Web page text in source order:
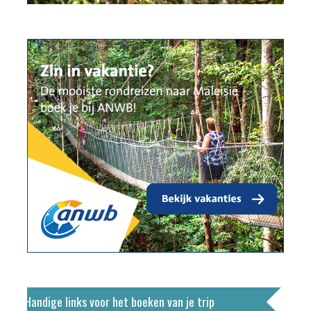
Handige links voor het boeken van je trip